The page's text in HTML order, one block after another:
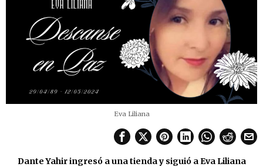
Eva Liliana
Dante Yahir ingresó a una tienda y siguió a Eva Liliana